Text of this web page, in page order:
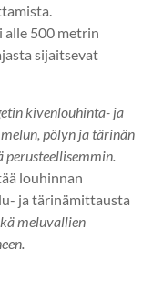
alle 500 metrin
sijaitsevat
kivenlouhinta- ja
pölyn ja tärinän
louhinnan
ja tärinämittausta
meluvallien